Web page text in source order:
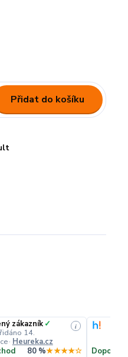
Přidat do košíku
zákazník ✓
14.
· Heureka.cz
i
80 %★★★★☆